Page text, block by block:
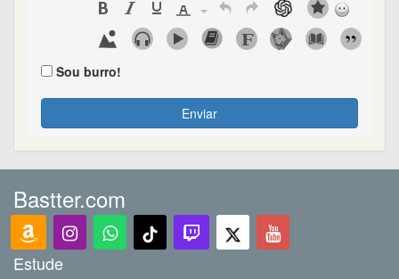
Sou burro!
Enviar
Bastter.com
Estude